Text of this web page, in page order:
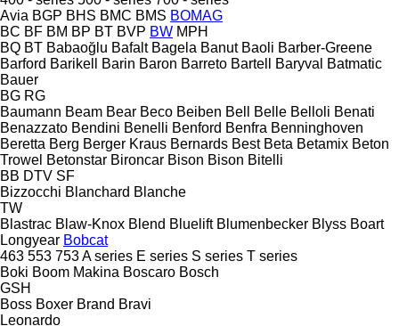
Avia BGP BHS BMC BMS BOMAG
BC BF BM BP BT BVP BW MPH
BQ BT Babaoğlu Bafalt Bagela Banut Baoli Barber-Greene
Barford Barikell Barin Baron Barreto Bartell Baryval
Batmatic
Bauer
BG RG
Baumann Beam Bear Beco Beiben Bell Belle Belloli Benati
Benazzato Bendini Benelli Benford Benfra Benninghoven
Beretta Berg Berger Kraus Bernards Best Beta Betamix Beton
Trowel Betonstar Bironcar Bison Bison Bitelli
BB DTV SF
Bizzocchi Blanchard Blanche
TW
Blastrac Blaw-Knox Blend Bluelift Blumenbecker Blyss Boart
Longyear Bobcat
463 553 753A series E series S series T series
Boki Boom Makina Boscaro Bosch
GSH
Boss Boxer Brand Bravi
Leonardo